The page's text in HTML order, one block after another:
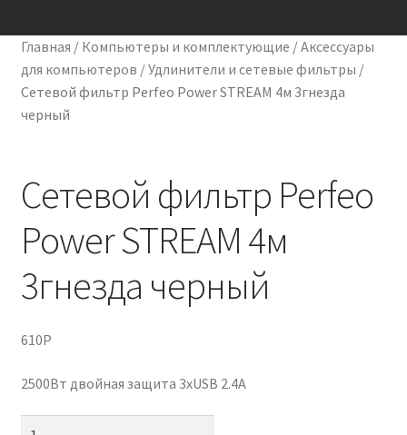
Контакты
Главная / Компьютеры и комплектующие /Аксессуары
для компьютеров /Удлинители и сетевые фильтры /
Сетевой фильтр Perfeo Power STREAM 4м 3гнезда
черный
Сетевой фильтр Perfeo
Power STREAM 4м
3гнезда черный
610P
2500Вт двойная защита 3xUSB 2.4A